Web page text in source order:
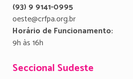
(93) 9 9141-0995
oeste@crfpa.org.br
Horário de Funcionamento:
9h às 16h
Seccional Sudeste